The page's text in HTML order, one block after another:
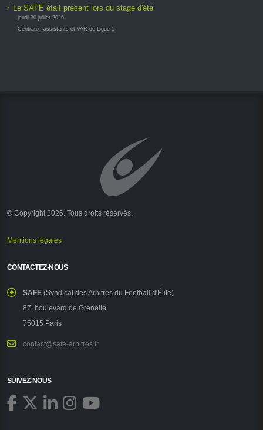
Le SAFE était présent lors du stage d'été
jeudi 30 juillet 2026
Centraux, assistants et VAR de Ligue 1
© Copyright 2026. Tous droits réservés.
Mentions légales
CONTACTEZ-NOUS
SAFE (Syndicat des Arbitres du Football d'Élite)
87, boulevard de Grenelle
75015 Paris
contact@safe-arbitres.fr
SUIVEZ-NOUS